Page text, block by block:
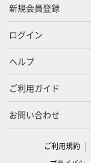
新規会員登録
ログイン
ヘルプ
ご利用ガイド
お問い合わせ
ご利用規約